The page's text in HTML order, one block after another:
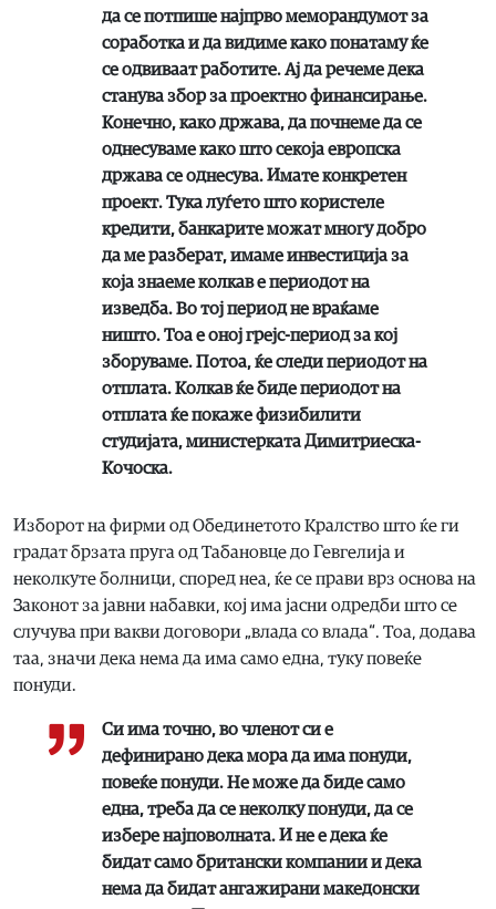
да се потпише најпрво меморандумот за
соработка и да видиме како понатаму ќе
се одвиваат работите. Ај да речеме дека
станува збор за проектно финансирање.
Конечно, како држава, да почнеме да се
однесуваме како што секоја европска
држава се однесува. Имате конкретен
проект. Тука луѓето што користеле
кредити, банкарите можат многу добро
да ме разберат, имаме инвестиција за
која знаеме колкав е периодот на
изведба. Во тој период не враќаме
ништо. Тоа е оној грејс-период за кој
зборуваме. Потоа, ќе следи периодот на
отплата. Колкав ќе биде периодот на
отплата ќе покаже физибилити
студијата, министерката Димитриеска-
Кочоска.
Изборот на фирми од Обединетото Кралство што ќе ги
градат брзата пруга од Табановце до Гевгелија и
неколкуте болници, според неа, ќе се прави врз основа на
Законот за јавни набавки, кој има јасни одредби што се
случува при вакви договори „влада со влада“. Тоа, додава
таа, значи дека нема да има само една, туку повеќе
понуди.
Си има точно, во членот си е
дефинирано дека мора да има понуди,
повеќе понуди. Не може да биде само
една, треба да се неколку понуди, да се
избере најповолната. И не е дека ќе
бидат само британски компании и дека
нема да бидат ангажирани македонски